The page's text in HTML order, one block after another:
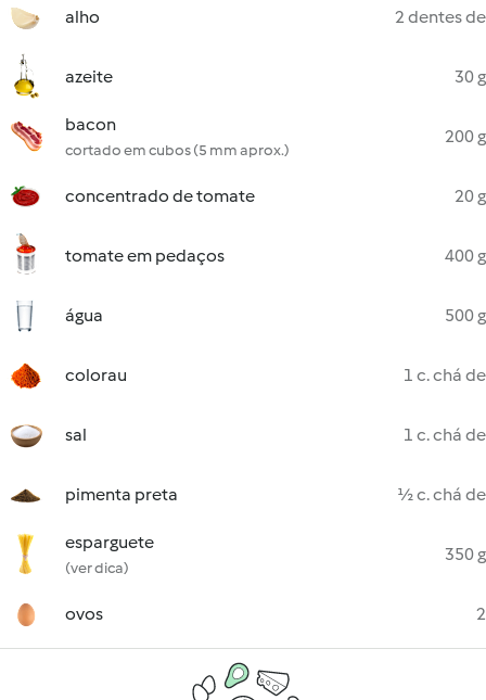
alho 2 dentes de
azeite 30 g
bacon
cortado em cubos (5 mm aprox.)
200 g
concentrado de tomate 20 g
tomate em pedaços 400 g
água 500 g
colorau 1 c. chá de
sal 1 c. chá de
pimenta preta ½ c. chá de
esparguete
(ver dica)
350 g
ovos 2